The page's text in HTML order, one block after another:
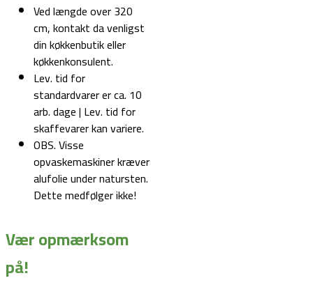
Ved længde over 320
cm, kontakt da venligst
din køkkenbutik eller
køkkenkonsulent.
Lev. tid for
standardvarer er ca. 10
arb. dage | Lev. tid for
skaffevarer kan variere.
OBS. Visse
opvaskemaskiner kræver
alufolie under natursten.
Dette medfølger ikke!
Vær opmærksom
på!